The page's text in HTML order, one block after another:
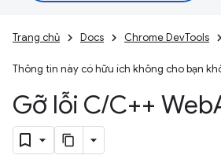
Trang chủ Docs Chrome DevTools
Thông tin này có hữu ích không cho bạn
Gỡ lỗi C/C++ Web